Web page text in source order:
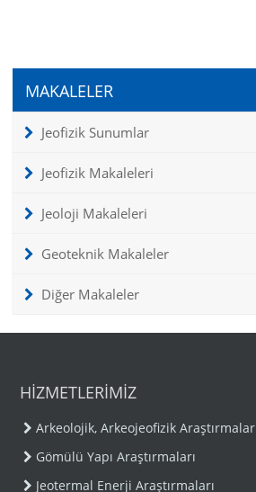
MAKALELER
Jeofizik Sunumlar
Jeofizik Makaleleri
Jeoloji Makaleleri
Geoteknik Makaleler
Diğer Makaleler
HİZMETLERİMİZ
Arkeolojik, Arkeojeofizik Araştırmalar
Gömülü Yapı Araştırmaları
Jeotermal Enerji Araştırmaları